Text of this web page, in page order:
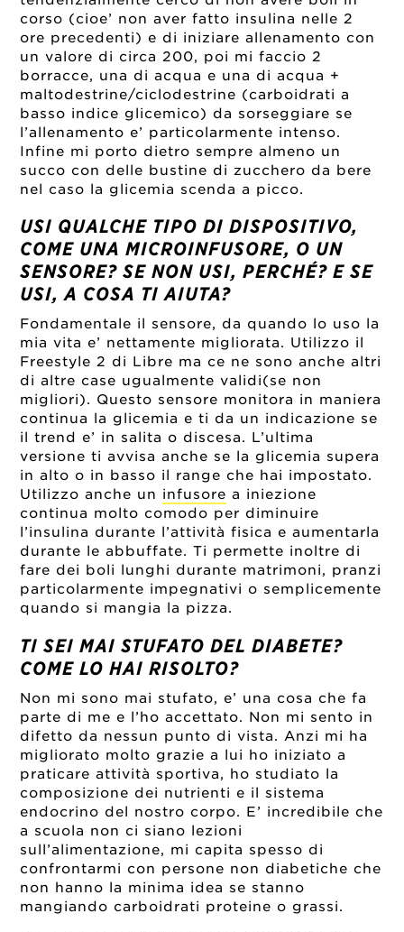
corso (cioe’ non aver fatto insulina nelle 2
ore precedenti) e di iniziare allenamento con
un valore di circa 200, poi mi faccio 2
borracce, una di acqua e una di acqua +
maltodestrine/ciclodestrine (carboidrati a
basso indice glicemico) da sorseggiare se
l’allenamento e’ particolarmente intenso.
Infine mi porto dietro sempre almeno un
succo con delle bustine di zucchero da bere
nel caso la glicemia scenda a picco.
USI QUALCHE TIPO DI DISPOSITIVO,
COME UNA MICROINFUSORE, O UN
SENSORE? SE NON USI, PERCHÉ? E SE
USI, A COSA TI AIUTA?
Fondamentale il sensore, da quando lo uso la
mia vita e’ nettamente migliorata. Utilizzo il
Freestyle 2 di Libre ma ce ne sono anche altri
di altre case ugualmente validi(se non
migliori). Questo sensore monitora in maniera
continua la glicemia e ti da un indicazione se
il trend e’ in salita o discesa. L’ultima
versione ti avvisa anche se la glicemia supera
in alto o in basso il range che hai impostato.
Utilizzo anche un infusore a iniezione
continua molto comodo per diminuire
l’insulina durante l’attività fisica e aumentarla
durante le abbuffate. Ti permette inoltre di
fare dei boli lunghi durante matrimoni, pranzi
particolarmente impegnativi o semplicemente
quando si mangia la pizza.
TI SEI MAI STUFATO DEL DIABETE?
COME LO HAI RISOLTO?
Non mi sono mai stufato, e’ una cosa che fa
parte di me e l’ho accettato. Non mi sento in
difetto da nessun punto di vista. Anzi mi ha
migliorato molto grazie a lui ho iniziato a
praticare attività sportiva, ho studiato la
composizione dei nutrienti e il sistema
endocrino del nostro corpo. E’ incredibile che
a scuola non ci siano lezioni
sull’alimentazione, mi capita spesso di
confrontarmi con persone non diabetiche che
non hanno la minima idea se stanno
mangiando carboidrati proteine o grassi.